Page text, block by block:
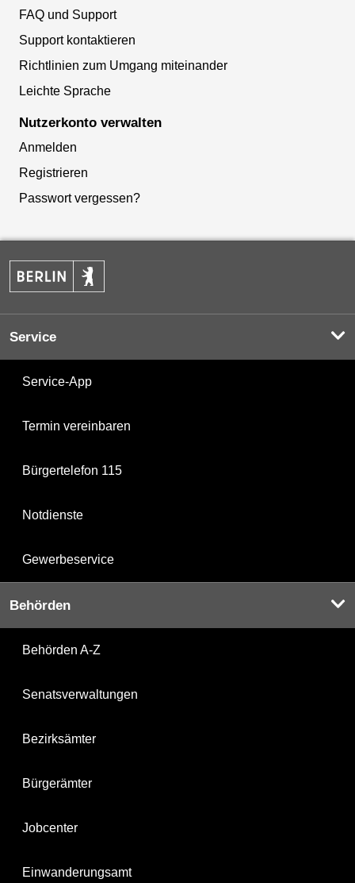
FAQ und Support
Support kontaktieren
Richtlinien zum Umgang miteinander
Leichte Sprache
Nutzerkonto verwalten
Anmelden
Registrieren
Passwort vergessen?
Service
Service-App
Termin vereinbaren
Bürgertelefon 115
Notdienste
Gewerbeservice
Behörden
Behörden A-Z
Senatsverwaltungen
Bezirksämter
Bürgerämter
Jobcenter
Einwanderungsamt